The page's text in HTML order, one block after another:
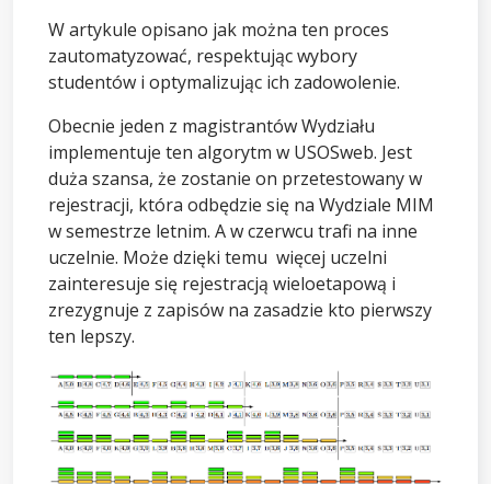
W artykule opisano jak można ten proces
zautomatyzować, respektując wybory
studentów i optymalizując ich zadowolenie.
Obecnie jeden z magistrantów Wydziału
implementuje ten algorytm w USOSweb. Jest
duża szansa, że zostanie on przetestowany w
rejestracji, która odbędzie się na Wydziale MIM
w semestrze letnim. A w czerwcu trafi na inne
uczelnie. Może dzięki temu więcej uczelni
zainteresuje się rejestracją wieloetapową i
zrezygnuje z zapisów na zasadzie kto pierwszy
ten lepszy.